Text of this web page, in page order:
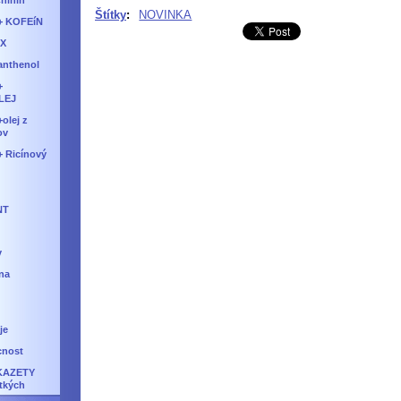
Štítky: NOVINKA
KOFEíN
z
Ricínový